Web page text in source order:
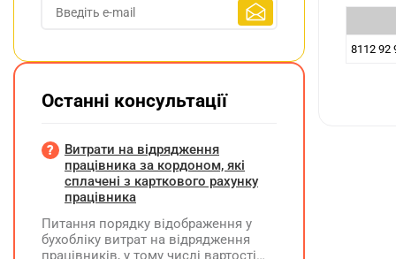
8112 92
Останні консультації
Витрати на відрядження
працівника за кордоном, які
сплачені з карткового рахунку
працівника
Питання порядку відображення у
бухобліку витрат на відрядження
працівників, у тому числі вартості